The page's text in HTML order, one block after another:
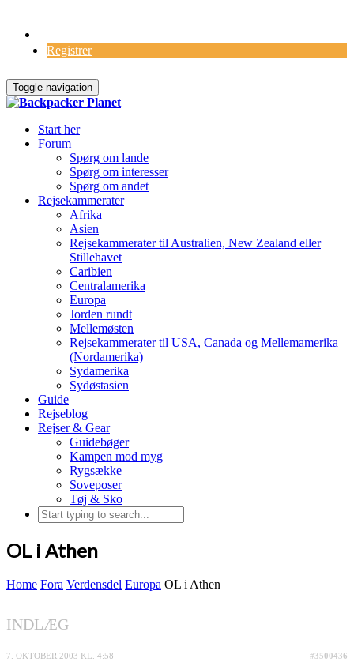
Registrer
Toggle navigation
Start her
Forum
Spørg om lande
Spørg om interesser
Spørg om andet
Rejsekammerater
Afrika
Asien
Rejsekammerater til Australien, New Zealand eller
Stillehavet
Caribien
Centralamerika
Europa
Jorden rundt
Mellemøsten
Rejsekammerater til USA, Canada og Mellemamerika
(Nordamerika)
Sydamerika
Sydøstasien
Guide
Rejseblog
Rejser & Gear
Guidebøger
Kampen mod myg
Rygsække
Soveposer
Tøj & Sko
OL i Athen
Home Fora Verdensdel Europa OL i Athen
INDLÆG
7. OKTOBER 2003 KL. 4:58 #3500436